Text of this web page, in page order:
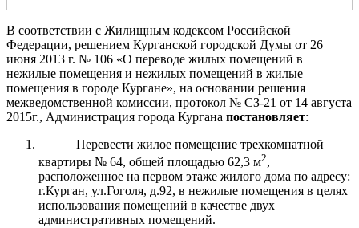
В соответствии с Жилищным кодексом Российской
Федерации, решением Курганской городской Думы от 26
июня 2013 г. № 106 «О переводе жилых помещений в
нежилые помещения и нежилых помещений в жилые
помещения в городе Кургане», на основании решения
межведомственной комиссии, протокол № СЗ-21 от 14 августа
2015г., Администрация города Кургана постановляет:
Перевести жилое помещение трехкомнатной
квартиры № 64, общей площадью 62,3 м2,
расположенное на первом этаже жилого дома по адресу:
г.Курган, ул.Гоголя, д.92, в нежилые помещения в целях
использования помещений в качестве двух
административных помещений.